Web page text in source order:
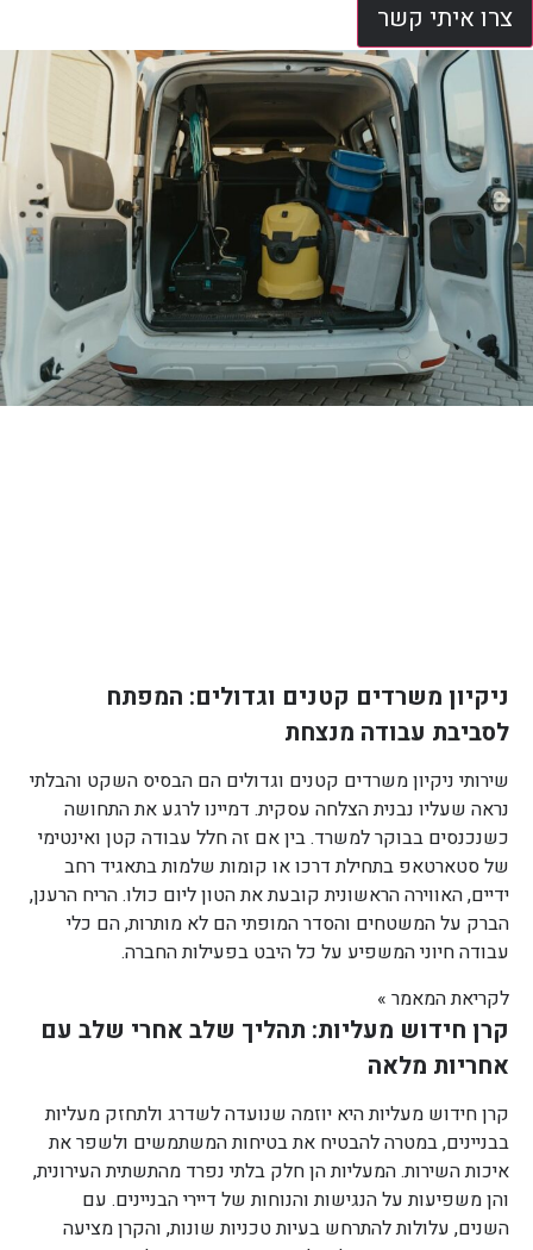
צרו איתי קשר
ניקיון משרדים קטנים וגדולים: המפתח
לסביבת עבודה מנצחת
שירותי ניקיון משרדים קטנים וגדולים הם הבסיס השקט והבלתי
נראה שעליו נבנית הצלחה עסקית. דמיינו לרגע את התחושה
כשנכנסים בבוקר למשרד. בין אם זה חלל עבודה קטן ואינטימי
של סטארטאפ בתחילת דרכו או קומות שלמות בתאגיד רחב
ידיים, האווירה הראשונית קובעת את הטון ליום כולו. הריח הרענן,
הברק על המשטחים והסדר המופתי הם לא מותרות, הם כלי
עבודה חיוני המשפיע על כל היבט בפעילות החברה.
לקריאת המאמר »
קרן חידוש מעליות: תהליך שלב אחרי שלב עם
אחריות מלאה
קרן חידוש מעליות היא יוזמה שנועדה לשדרג ולתחזק מעליות
בבניינים, במטרה להבטיח את בטיחות המשתמשים ולשפר את
איכות השירות. המעליות הן חלק בלתי נפרד מהתשתית העירונית,
והן משפיעות על הנגישות והנוחות של דיירי הבניינים. עם
השנים, עלולות להתרחש בעיות טכניות שונות, והקרן מציעה